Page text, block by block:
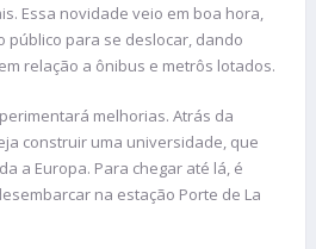
Essa novidade veio em boa hora,
público para se deslocar, dando
relação a ônibus e metrôs lotados.
melhorias. Atrás da
construir uma universidade, que
a Europa. Para chegar até lá, é
na estação Porte de La